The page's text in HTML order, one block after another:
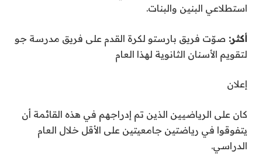
استطلاعي البنين والبنات.
أكثر: صوّت فريق بارستو لكرة القدم على فريق مدرسة جو
لتقويم الأسنان الثانوية لهذا العام
إعلان
كان على الرياضيين الذين تم إدراجهم في هذه القائمة أن
يتفوقوا في رياضتين جامعيتين على الأقل خلال العام
الدراسي.